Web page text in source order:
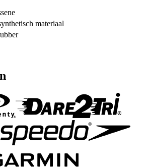
materiaal